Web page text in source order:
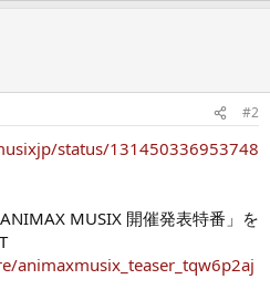
#2
status/131450336953748
MUSIX 開催発表特番」を
animaxmusix_teaser_tqw6p2aj